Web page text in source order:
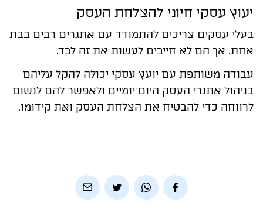
יעוץ עסקי חיוני להצלחת העסק
בעלי עסקים צריכים להתמודד עם אתגרים רבים בבת
אחת. אך הם לא חייבים לעשות את זה לבד.
עבודה משותפת עם יועץ עסקי יכולה להקל עליהם
בניהול אתגרי העסק היום־יומיים ולאפשר להם לנשום
לרווחה כדי להבטיח את הצלחת העסק ואת קידומו.